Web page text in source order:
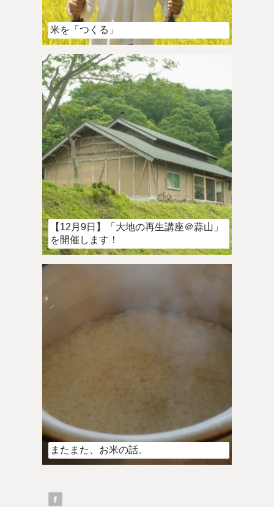
米を「つくる」
【12月9日】「大地の再生講座＠蒜山」
を開催します！
またまた、お米の話。